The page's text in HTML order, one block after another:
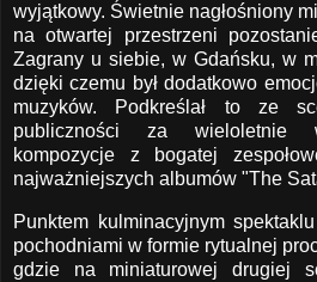
wyjątkowy. Świetnie nagłośniony
na otwartej przestrzeni
Zagrany u siebie, w Gdańsku, w
dzięki czemu był dodatkowo
muzyków. Podkreślał to ze
publiczności za wieloletnie
kompozycje z bogatej
najważniejszych albumów "The
Punktem kulminacyjnym
pochodniami w formie rytualnej
gdzie na miniaturowej drugiej